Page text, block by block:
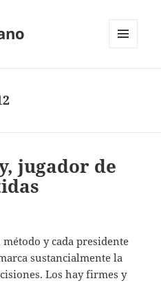
jugador de
y cada presidente
sustancialmente la
Los hay firmes y